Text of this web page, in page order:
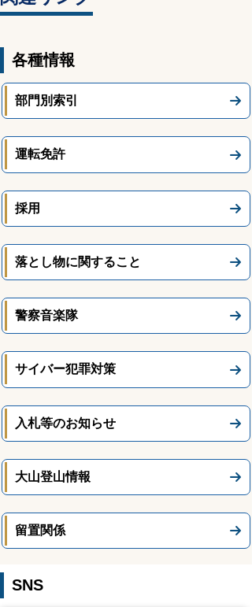
各種情報
部門別索引
運転免許
採用
落とし物に関すること
警察音楽隊
サイバー犯罪対策
入札等のお知らせ
大山登山情報
留置関係
SNS